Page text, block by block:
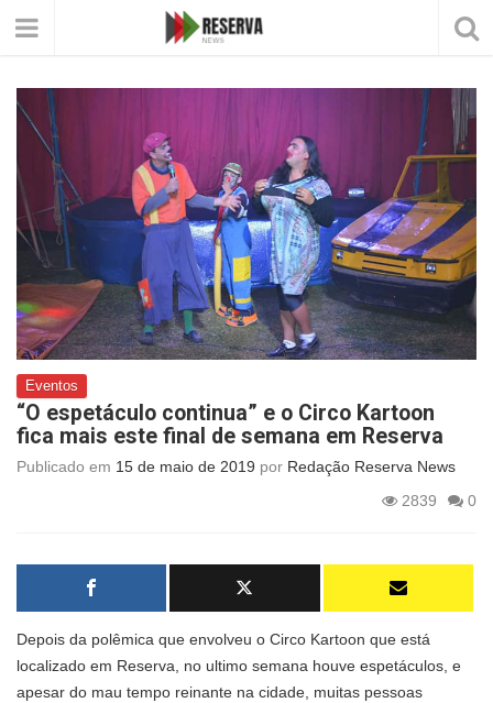
Eventos
“O espetáculo continua” e o Circo Kartoon
fica mais este final de semana em Reserva
Publicado em 15 de maio de 2019 por Redação Reserva News
2839
0
Depois da polêmica que envolveu o Circo Kartoon que está
localizado em Reserva, no ultimo semana houve espetáculos, e
apesar do mau tempo reinante na cidade, muitas pessoas